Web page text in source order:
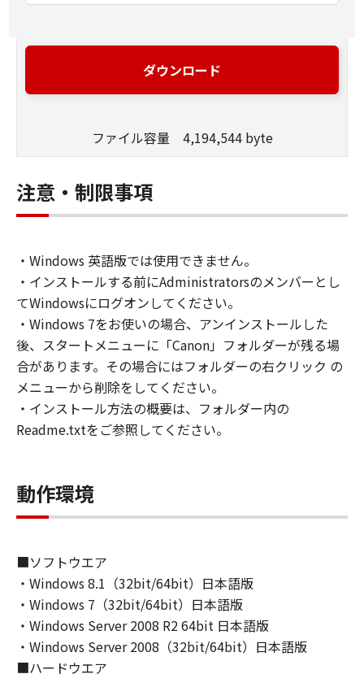
(1) キヤノンは、お客様が「キヤノン製品」を利
用する目的のために、「キヤノン製品」に直接
（本契約書においては、「本ソフトウェア」を
ること、またはコンピューターにおいて表示す
ること、アクセスすること、もしくは実行する
ことのいずれも含むものとします。）するため
お客様は、また「指定機器」にネットワークを
通じて接続されたコンピューター上で、かかる
コンピューターの使用者に対して「本ソフトウ
ェア」を使用させることができますが、かかる
コンピューターの使用者に本契約書上の義務お
よび条件を遵守させるとともに、その履行に関
し全責任を負うことを条件とします。
(2) お客様は、上記(1)に基づいて「本ソフトウ
ェア」を使用するためのバックアップとして、
「本ソフトウェア」を１部、複製することがで
ノンまたはキヤノンのライセンサーのいかなる
知的財産権も、明示たると黙示たるとを問わ
諾されるものではありません。
２．制限
(1) お客様は、再使用許諾、譲渡、販売、頒
布、リースもしくは貸与その他の方法により、
第三者に「本ソフトウェア」を使用させること
ダウンロード
ファイル容量 4,194,544 byte
注意・制限事項
・Windows 英語版では使用できません。
・インストールする前にAdministratorsのメンバーとし
てWindowsにログオンしてください。
・Windows 7をお使いの場合、アンインストールした
後、スタートメニューに「Canon」フォルダーが残る場
合があります。その場合にはフォルダーの右クリック の
メニューから削除をしてください。
・インストール方法の概要は、フォルダー内の
Readme.txtをご参照してください。
動作環境
■ソフトウエア
・Windows 8.1（32bit/64bit）日本語版
・Windows 7（32bit/64bit）日本語版
・Windows Server 2008 R2 64bit 日本語版
・Windows Server 2008（32bit/64bit）日本語版
■ハードウエア